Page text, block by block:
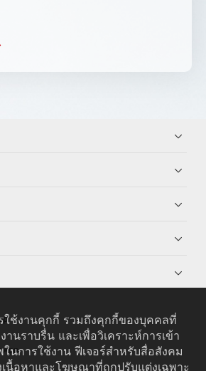
App
ใช้งานคุกกี้ รวมถึงคุกกี้ของบุคคลที่
านราบรื่น และเพื่อวิเคราะห์การเข้า
นการใช้งาน ฟีเจอร์สำหรับสื่อสังคม
นื้อหาและโฆษณาที่ถูกปรับแต่งเฉพาะ